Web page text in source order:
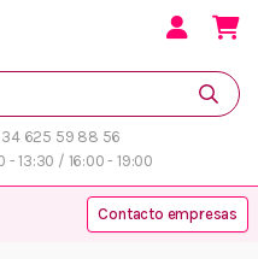
34 625 59 88 56
- 13:30 / 16:00 - 19:00
Contacto empresas